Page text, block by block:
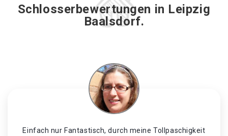
Schlosserbewertungen in Leipzig
Baalsdorf.
Einfach nur Fantastisch, durch meine Tollpaschigkeit